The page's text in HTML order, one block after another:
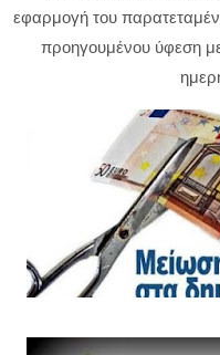
εφαρμογή του
προηγουμένου ύφεση